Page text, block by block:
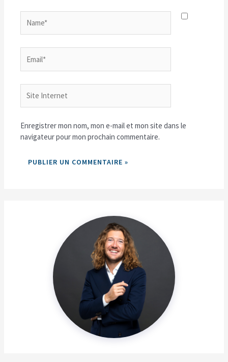
Internet
Enregistrer mon nom, mon e-mail et mon site dans le
navigateur pour mon prochain commentaire.